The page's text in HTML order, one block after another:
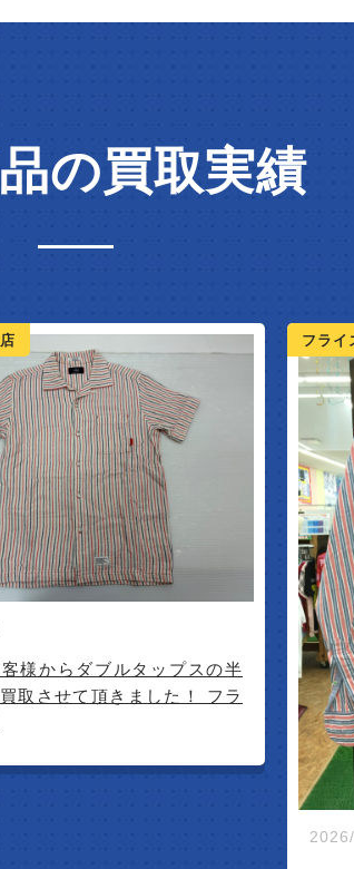
の買取実績
様からダブルタップスの半
取させて頂きました！ フラ
フライ